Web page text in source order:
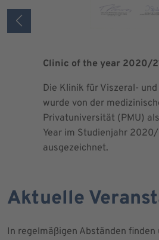
Clinic of the year 2020/
Die Klinik für Viszeral-
wurde von der
Privatuniversität (PMU)
Year im Studienjahr 2020/
ausgezeichnet.
Aktuelle
In regelmäßigen Abständen